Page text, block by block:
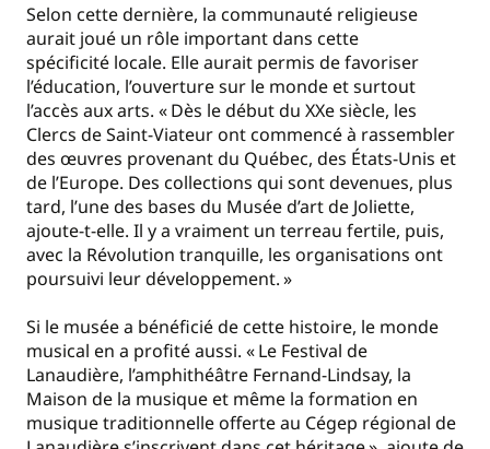
Selon cette dernière, la communauté religieuse
aurait joué un rôle important dans cette
spécificité locale. Elle aurait permis de favoriser
l’éducation, l’ouverture sur le monde et surtout
l’accès aux arts. «Dès le début du XXe siècle, les
Clercs de Saint-Viateur ont commencé à rassembler
des œuvres provenant du Québec, des États-Unis et
de l’Europe. Des collections qui sont devenues, plus
tard, l’une des bases du Musée d’art de Joliette,
ajoute-t-elle. Il y a vraiment un terreau fertile, puis,
avec la Révolution tranquille, les organisations ont
poursuivi leur développement.»
Si le musée a bénéficié de cette histoire, le monde
musical en a profité aussi. «Le Festival de
Lanaudière, l’amphithéâtre Fernand-Lindsay, la
Maison de la musique et même la formation en
musique traditionnelle offerte au Cégep régional de